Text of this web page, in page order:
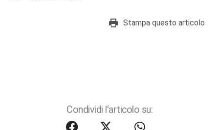
Stampa questo articolo
Condividi l'articolo su: